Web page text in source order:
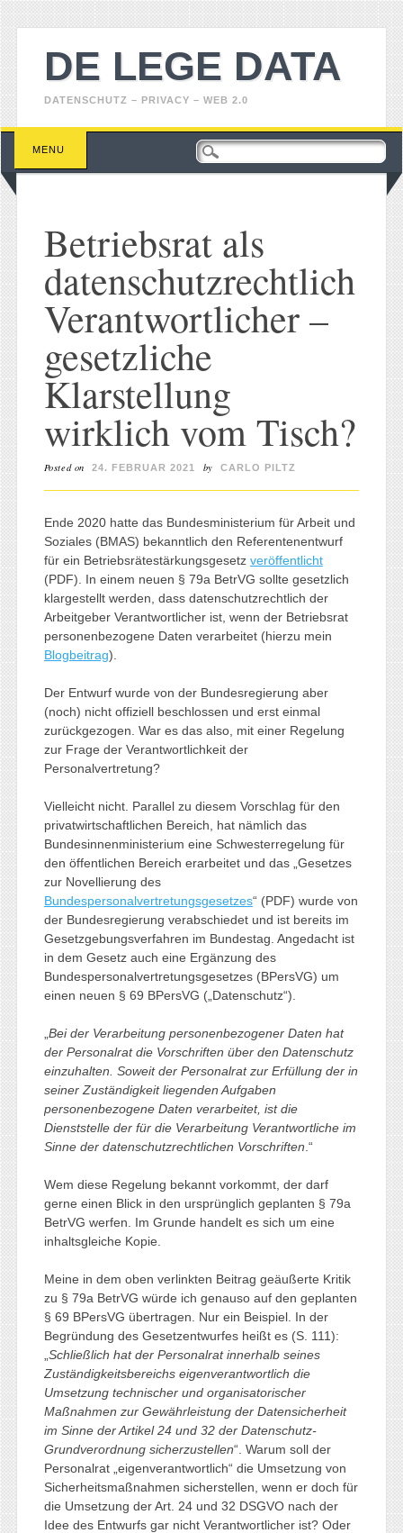
DE LEGE DATA
DATENSCHUTZ – PRIVACY – WEB 2.0
Main menu
Skip
content
MENU
Betriebsrat als
datenschutzrechtlich
Verantwortlicher –
gesetzliche
Klarstellung
wirklich vom Tisch?
Posted on 24. FEBRUAR 2021 by CARLO PILTZ
Ende 2020 hatte das Bundesministerium für Arbeit und
Soziales (BMAS) bekanntlich den Referentenentwurf
für ein Betriebsrätestärkungsgesetz veröffentlicht
(PDF). In einem neuen § 79a BetrVG sollte gesetzlich
klargestellt werden, dass datenschutzrechtlich der
Arbeitgeber Verantwortlicher ist, wenn der Betriebsrat
personenbezogene Daten verarbeitet (hierzu mein
Blogbeitrag).
Der Entwurf wurde von der Bundesregierung aber
(noch) nicht offiziell beschlossen und erst einmal
zurückgezogen. War es das also, mit einer Regelung
zur Frage der Verantwortlichkeit der
Personalvertretung?
Vielleicht nicht. Parallel zu diesem Vorschlag für den
privatwirtschaftlichen Bereich, hat nämlich das
Bundesinnenministerium eine Schwesterregelung für
den öffentlichen Bereich erarbeitet und das „Gesetzes
zur Novellierung des
Bundespersonalvertretungsgesetzes“ (PDF) wurde von
der Bundesregierung verabschiedet und ist bereits im
Gesetzgebungsverfahren im Bundestag. Angedacht ist
in dem Gesetz auch eine Ergänzung des
Bundespersonalvertretungsgesetzes (BPersVG) um
einen neuen § 69 BPersVG („Datenschutz“).
Bei der Verarbeitung personenbezogener Daten hat
der Personalrat die Vorschriften über den Datenschutz
einzuhalten. Soweit der Personalrat zur Erfüllung der in
seiner Zuständigkeit liegenden Aufgaben
personenbezogene Daten verarbeitet, ist die
Dienststelle der für die Verarbeitung Verantwortliche im
Sinne der datenschutzrechtlichen Vorschriften .“
Wem diese Regelung bekannt vorkommt, der darf
gerne einen Blick in den ursprünglich geplanten § 79a
BetrVG werfen. Im Grunde handelt es sich um eine
inhaltsgleiche Kopie.
Meine in dem oben verlinkten Beitrag geäußerte Kritik
zu § 79a BetrVG würde ich genauso auf den geplanten
§ 69 BPersVG übertragen. Nur ein Beispiel. In der
Begründung des Gesetzentwurfes heißt es (S. 111):
Schließlich hat der Personalrat innerhalb seines
Zuständigkeitsbereichs eigenverantwortlich die
Umsetzung technischer und organisatorischer
Maßnahmen zur Gewährleistung der Datensicherheit
im Sinne der Artikel 24 und 32 der Datenschutz-
Grundverordnung sicherzustellen“. Warum soll der
Personalrat „eigenverantwortlich“ die Umsetzung von
Sicherheitsmaßnahmen sicherstellen, wenn er doch für
die Umsetzung der Art. 24 und 32 DSGVO nach der
Idee des Entwurfs gar nicht Verantwortlicher ist? Oder